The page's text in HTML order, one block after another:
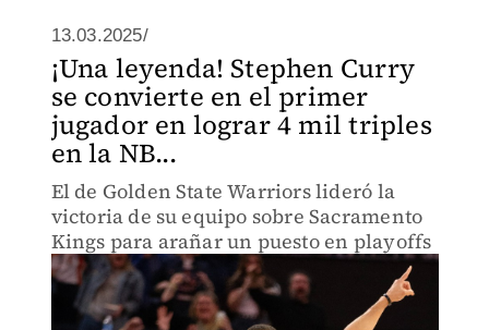
13.03.2025/
¡Una leyenda! Stephen Curry
se convierte en el primer
jugador en lograr 4 mil triples
en la NB...
El de Golden State Warriors lideró la
victoria de su equipo sobre Sacramento
Kings para arañar un puesto en playoffs